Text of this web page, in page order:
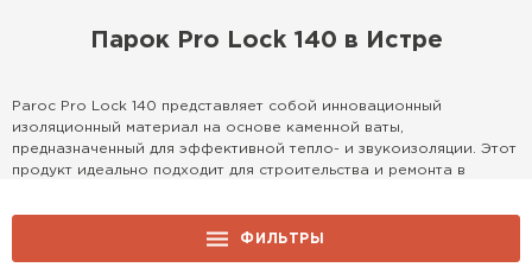
Парок Pro Lock 140 в Истре
Paroc Pro Lock 140 представляет собой инновационный
изоляционный материал на основе каменной ваты,
предназначенный для эффективной тепло- и звукоизоляции. Этот
продукт идеально подходит для строительства и ремонта в
от холода и шума. Доступен в различных форматах для удобной
доставки и монтажа в столице.ФИЛЬТРЫ
Утеплитель Ветонит
Утеплитель Profiplex
ПЕРЕЙТИ
Утеплитель Rockwool
Утеплитель Knauf